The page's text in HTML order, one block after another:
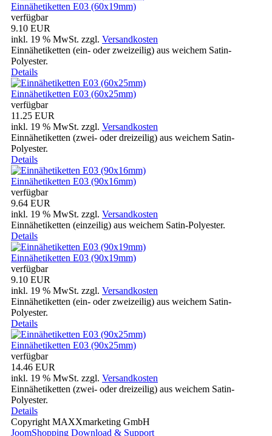
Einnähetiketten E03 (60x19mm)
verfügbar
9.10 EUR
inkl. 19 % MwSt. zzgl. Versandkosten
Einnähetiketten (ein- oder zweizeilig) aus weichem Satin-
Polyester.
Details
Einnähetiketten E03 (60x25mm)
verfügbar
11.25 EUR
inkl. 19 % MwSt. zzgl. Versandkosten
Einnähetiketten (zwei- oder dreizeilig) aus weichem Satin-
Polyester.
Details
Einnähetiketten E03 (90x16mm)
verfügbar
9.64 EUR
inkl. 19 % MwSt. zzgl. Versandkosten
Einnähetiketten (einzeilig) aus weichem Satin-Polyester.
Details
Einnähetiketten E03 (90x19mm)
verfügbar
9.10 EUR
inkl. 19 % MwSt. zzgl. Versandkosten
Einnähetiketten (ein- oder zweizeilig) aus weichem Satin-
Polyester.
Details
Einnähetiketten E03 (90x25mm)
verfügbar
14.46 EUR
inkl. 19 % MwSt. zzgl. Versandkosten
Einnähetiketten (zwei- oder dreizeilig) aus weichem Satin-
Polyester.
Details
Copyright MAXXmarketing GmbH
JoomShopping Download & Support